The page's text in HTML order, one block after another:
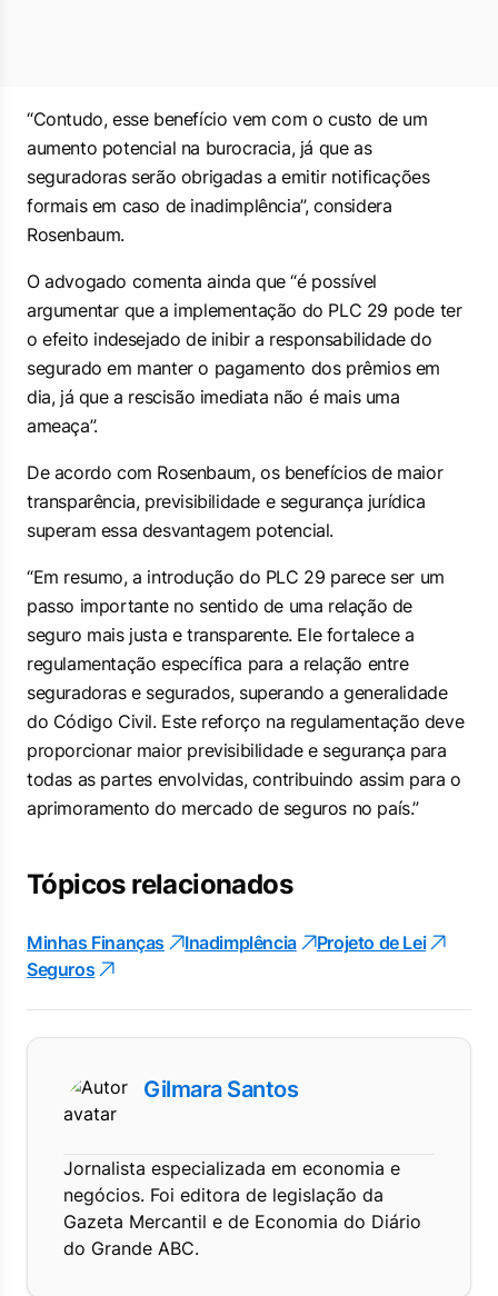
“Contudo, esse benefício vem com o custo de um
aumento potencial na burocracia, já que as
seguradoras serão obrigadas a emitir notificações
formais em caso de inadimplência”, considera
Rosenbaum.
O advogado comenta ainda que “é possível
argumentar que a implementação do PLC 29 pode ter
o efeito indesejado de inibir a responsabilidade do
segurado em manter o pagamento dos prêmios em
dia, já que a rescisão imediata não é mais uma
ameaça”.
De acordo com Rosenbaum, os benefícios de maior
transparência, previsibilidade e segurança jurídica
superam essa desvantagem potencial.
“Em resumo, a introdução do PLC 29 parece ser um
passo importante no sentido de uma relação de
seguro mais justa e transparente. Ele fortalece a
regulamentação específica para a relação entre
seguradoras e segurados, superando a generalidade
do Código Civil. Este reforço na regulamentação deve
proporcionar maior previsibilidade e segurança para
todas as partes envolvidas, contribuindo assim para o
aprimoramento do mercado de seguros no país.”
Tópicos relacionados
Minhas Finanças Inadimplência
Projeto de Lei
Seguros
Gilmara Santos
Jornalista especializada em economia e
negócios. Foi editora de legislação da
Gazeta Mercantil e de Economia do Diário
do Grande ABC.